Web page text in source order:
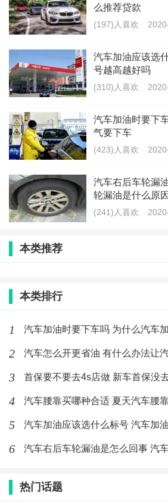
可以将你所要承担的责任转移给保
获得保险公司100%的赔偿。
另外还有强制要交的强制保险和车
汽车上保险要提供什么东西吗
驾驶证、身份证、车辆登记证或合
是二手车，还得携带车辆过户发票
一般需要提供原件、复印件和照片
件的提供照片或复印件。具体以当
牌号，如果拿到牌照，需及时找保
4S店上保险和自己上保险哪个
这个对车主而言区别不大，费用也
如果是自己上，可以选择自己需要
上保险的话，就不能自主选择保险
几个给你选。
4S店买会有返点。不管让你买哪家
么推荐贷款
(197)人喜欢
汽车加油应该选
号越高越好吗
(310)人喜欢
汽车加油时要下
气要下车
(423)人喜欢
汽车右后车轮漏
轮漏油是什么原因
(241)人喜欢
本类推荐
本类排行
1 汽车加油时要下车吗 为什么汽车
2 汽车怎么开更省油 有什么办法让
3 首保要不要去4s店做 新车首保没
4 汽车腰靠买哪种合适 夏天汽车腰
5 汽车加油应该选什么标号 汽车加
6
热门话题